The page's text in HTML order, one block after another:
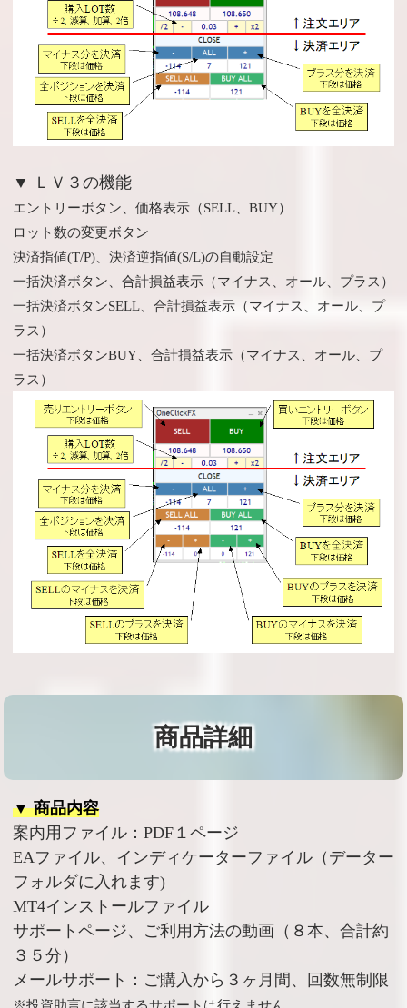
▼ ＬＶ３の機能
エントリーボタン、価格表示（SELL、BUY）
ロット数の変更ボタン
決済指値(T/P)、決済逆指値(S/L)の自動設定
一括決済ボタン、合計損益表示（マイナス、オール、プラス）
一括決済ボタンSELL、合計損益表示（マイナス、オール、プ
ラス）
一括決済ボタンBUY、合計損益表示（マイナス、オール、プ
ラス）
商品詳細
▼ 商品内容
案内用ファイル：PDF１ページ
EAファイル、インディケーターファイル（データー
フォルダに入れます)
MT4インストールファイル
サポートページ、ご利用方法の動画（８本、合計約
３５分）
メールサポート：ご購入から３ヶ月間、回数無制限